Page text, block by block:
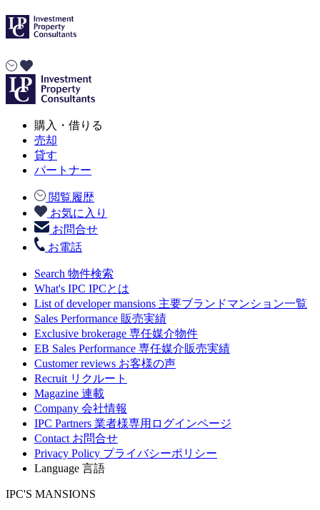
購入・借りる
売却
貸す
パートナー
閲覧履歴
お気に入り
お問合せ
お電話
Search 物件検索
What's IPC IPCとは
List of developer mansions 主要ブランドマンション一覧
Sales Performance 販売実績
Exclusive brokerage 専任媒介物件
EB Sales Performance 専任媒介販売実績
Customer reviews お客様の声
Recruit リクルート
Magazine 連載
Company 会社情報
IPC Partners 業者様専用ログインページ
Contact お問合せ
Privacy Policy プライバシーポリシー
Language 言語
IPC'S MANSIONS